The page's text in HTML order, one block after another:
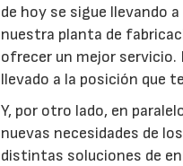
de hoy se sigue llevando
nuestra planta de
ofrecer un mejor servicio.
llevado a la posición que
Y, por otro lado, en
nuevas necesidades de
distintas soluciones de